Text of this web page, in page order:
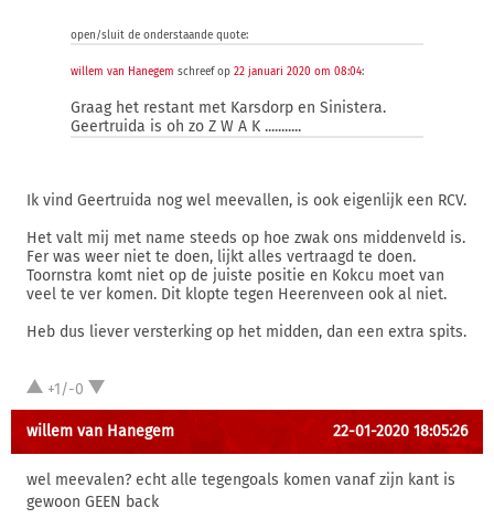
open/sluit de onderstaande quote:
willem van Hanegem schreef op 22 januari 2020 om 08:04:
Graag het restant met Karsdorp en Sinistera.
Geertruida is oh zo Z W A K ...........
Ik vind Geertruida nog wel meevallen, is ook eigenlijk een RCV.
Het valt mij met name steeds op hoe zwak ons middenveld is.
Fer was weer niet te doen, lijkt alles vertraagd te doen.
Toornstra komt niet op de juiste positie en Kokcu moet van
veel te ver komen. Dit klopte tegen Heerenveen ook al niet.
Heb dus liever versterking op het midden, dan een extra spits.
+1/-0
willem van Hanegem 22-01-2020 18:05:26
wel meevalen? echt alle tegengoals komen vanaf zijn kant is
gewoon GEEN back